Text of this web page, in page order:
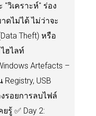
วิเคราะห์" ร่อง
ดไม่ได้ ไม่ว่าจะ
Theft) หรือ
ฮไลท์
Artefacts –
USB
งรอยการลบไฟล์
รู้ ✅ Day 2: